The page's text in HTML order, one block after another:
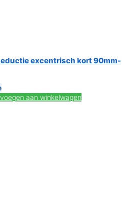
excentrisch kort 90mm-
aan winkelwagen